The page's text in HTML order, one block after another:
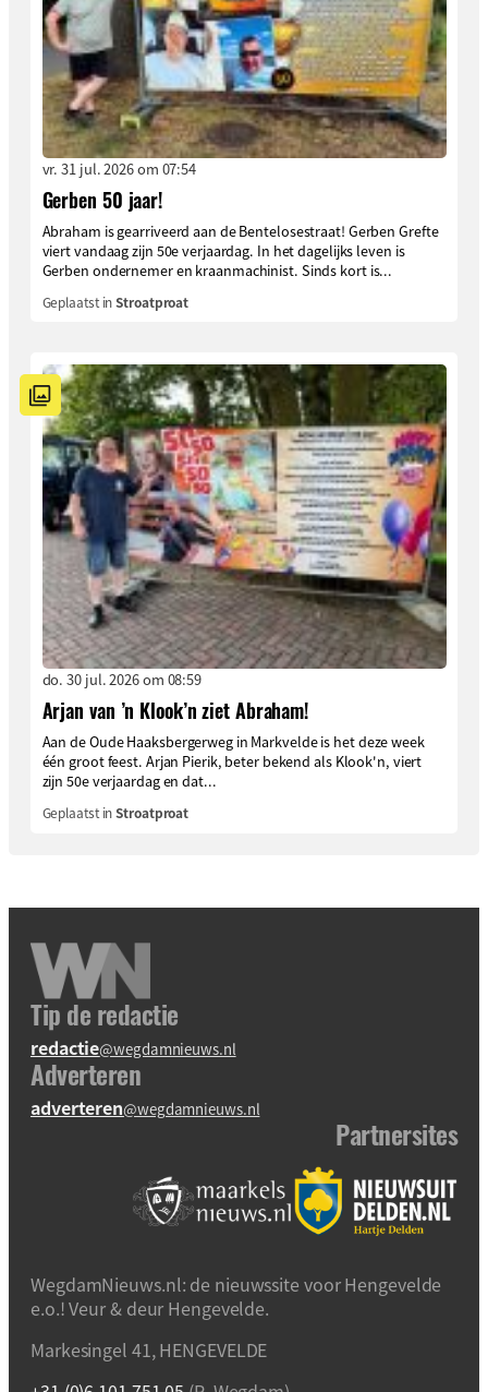
vr. 31 jul. 2026 om 07:54
Gerben 50 jaar!
Abraham is gearriveerd aan de Bentelosestraat! Gerben Grefte
viert vandaag zijn 50e verjaardag. In het dagelijks leven is
Gerben ondernemer en kraanmachinist. Sinds kort is...
Geplaatst inStroatproat
do. 30 jul. 2026 om 08:59
Arjan van ’n Klook’n ziet Abraham!
Aan de Oude Haaksbergerweg in Markvelde is het deze week
één groot feest. Arjan Pierik, beter bekend als Klook'n, viert
zijn 50e verjaardag en dat...
Geplaatst inStroatproat
Tip de redactie
redactie@wegdamnieuws.nl
Adverteren
adverteren@wegdamnieuws.nl
Partnersites
WegdamNieuws.nl: de nieuwssite voor Hengevelde
e.o.! Veur & deur Hengevelde.
Markesingel 41, HENGEVELDE